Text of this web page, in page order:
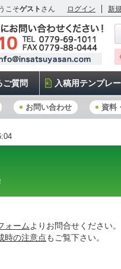
こそゲスト さん ログイン 新
ご質問 入稿用テンプレ
お問い合わせ 資料
ォーム よりお問合せください。
時の注意点もご覧下さい。